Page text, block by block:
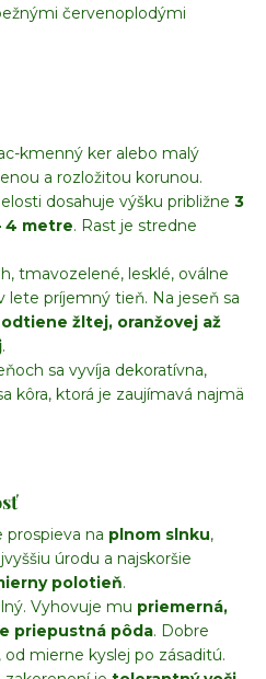
červenoplodými
kmenný ker alebo malý
a rozložitou korunou.
dosahuje výšku približne 3
4 metre. Rast je stredne
tmavozelené, lesklé, oválne
lete príjemný tieň. Na jeseň sa
žltej, oranžovej až
.
sa vyvíja dekoratívna,
kôra, ktorá je zaujímavá najmä
prospieva na plnom slnku,
úrodu a najskoršie
polotieň.
Vyhovuje mu priemerná,
priepustná pôda. Dobre
mierne kyslej po zásaditú.